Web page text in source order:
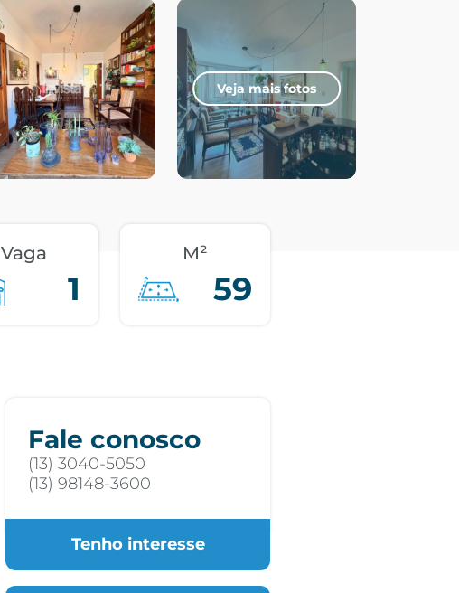
Veja mais fotos
Vaga
1
M²
59
Fale conosco
(13) 3040-5050
(13) 98148-3600
Tenho interesse